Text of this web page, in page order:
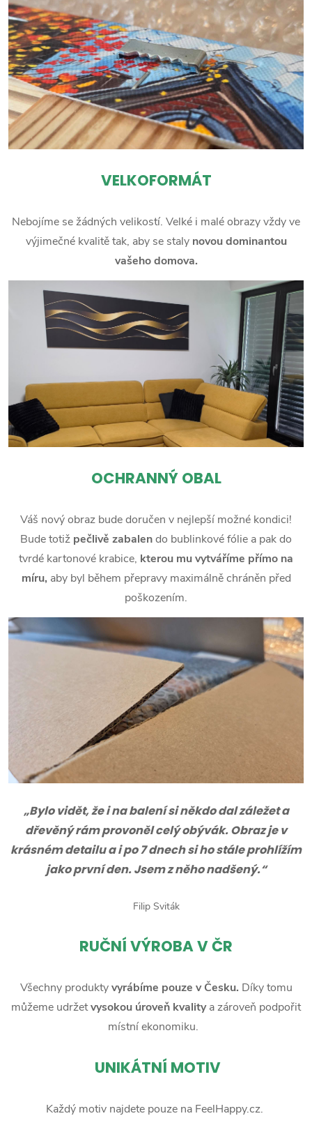
VELKOFORMÁT
Nebojíme se žádných velikostí. Velké i malé obrazy vždy ve
výjimečné kvalitě tak, aby se staly novou dominantou
vašeho domova.
OCHRANNÝ OBAL
Váš nový obraz bude doručen v nejlepší možné kondici!
Bude totiž pečlivě zabalendo bublinkové fólie a pak do
tvrdé kartonové krabice, kterou mu vytváříme přímo na
míru, aby byl během přepravy maximálně chráněn před
poškozením.
„Bylo vidět, že i na balení si někdo dal záležet a
dřevěný rám provoněl celý obývák. Obraz je v
krásném detailu a i po 7 dnech si ho stále prohlížím
jako první den. Jsem z něho nadšený.“
Filip Sviták
RUČNÍ VÝROBA V ČR
Všechny produktyvyrábíme pouze v Česku. Díky tomu
můžeme udržetvysokou úroveň kvalitya zároveň podpořit
místní ekonomiku.
UNIKÁTNÍ MOTIV
Každý motiv najdete pouze na FeelHappy.cz.